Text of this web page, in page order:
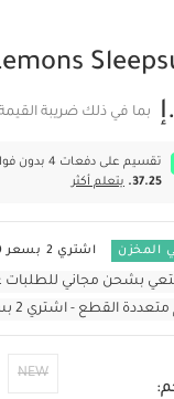
بما في ذلك ضريبة
تقسيم على دفعات 4 بدون فوائد بقيمة
37.25.
يتعلم أكثر
المخزن اشتري 2 بسعر 220 د.إ
بشحن مجاني للطلبات غير
القطع - اشتري 2 بسعر 220 د.إ
NEW